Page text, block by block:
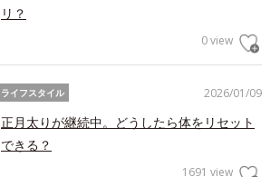
リ？
0 view
2026/01/09
ライフスタイル
正月太りが継続中。どうしたら体をリセット
できる？
1691 view